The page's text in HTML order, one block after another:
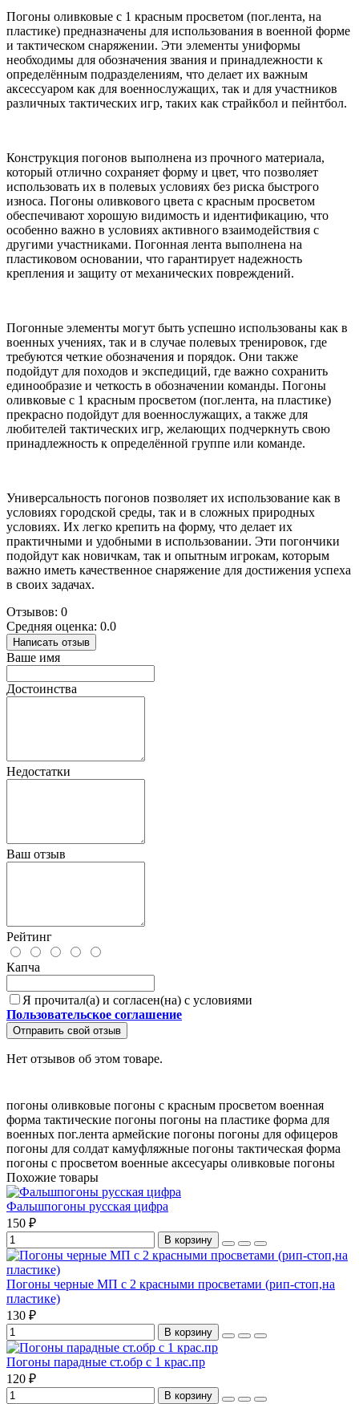
Погоны оливковые с 1 красным просветом (пог.лента, на
пластике) предназначены для использования в военной форме
и тактическом снаряжении. Эти элементы униформы
необходимы для обозначения звания и принадлежности к
определённым подразделениям, что делает их важным
аксессуаром как для военнослужащих, так и для участников
различных тактических игр, таких как страйкбол и пейнтбол.
Конструкция погонов выполнена из прочного материала,
который отлично сохраняет форму и цвет, что позволяет
использовать их в полевых условиях без риска быстрого
износа. Погоны оливкового цвета с красным просветом
обеспечивают хорошую видимость и идентификацию, что
особенно важно в условиях активного взаимодействия с
другими участниками. Погонная лента выполнена на
пластиковом основании, что гарантирует надежность
крепления и защиту от механических повреждений.
Погонные элементы могут быть успешно использованы как в
военных учениях, так и в случае полевых тренировок, где
требуются четкие обозначения и порядок. Они также
подойдут для походов и экспедиций, где важно сохранить
единообразие и четкость в обозначении команды. Погоны
оливковые с 1 красным просветом (пог.лента, на пластике)
прекрасно подойдут для военнослужащих, а также для
любителей тактических игр, желающих подчеркнуть свою
принадлежность к определённой группе или команде.
Универсальность погонов позволяет их использование как в
условиях городской среды, так и в сложных природных
условиях. Их легко крепить на форму, что делает их
практичными и удобными в использовании. Эти погончики
подойдут как новичкам, так и опытным игрокам, которым
важно иметь качественное снаряжение для достижения успеха
в своих задачах.
Отзывов: 0
Средняя оценка: 0.0
Написать отзыв
Ваше имя
Достоинства
Недостатки
Ваш отзыв
Рейтинг
Капча
Я прочитал(а) и согласен(на) с условиями
Пользовательское соглашение
Отправить свой отзыв
Нет отзывов об этом товаре.
погоны оливковые погоны с красным просветом военная
форма тактические погоны погоны на пластике форма для
военных пог.лента армейские погоны погоны для офицеров
погоны для солдат камуфляжные погоны тактическая форма
погоны с просветом военные аксесуары оливковые погоны
Похожие товары
Фальшпогоны русская цифра
150 ₽
В корзину
Погоны черные МП с 2 красными просветами (рип-стоп,на
пластике)
130 ₽
В корзину
Погоны парадные ст.обр с 1 крас.пр
120 ₽
В корзину